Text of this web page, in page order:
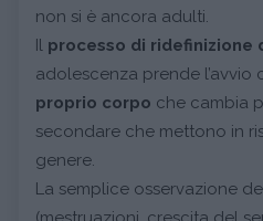
non si è ancora adulti.
Il processo di ridefinizione
adolescenza prende l’avvio
proprio corpo che cambia
secondare che mettono in
genere.
La semplice osservazione